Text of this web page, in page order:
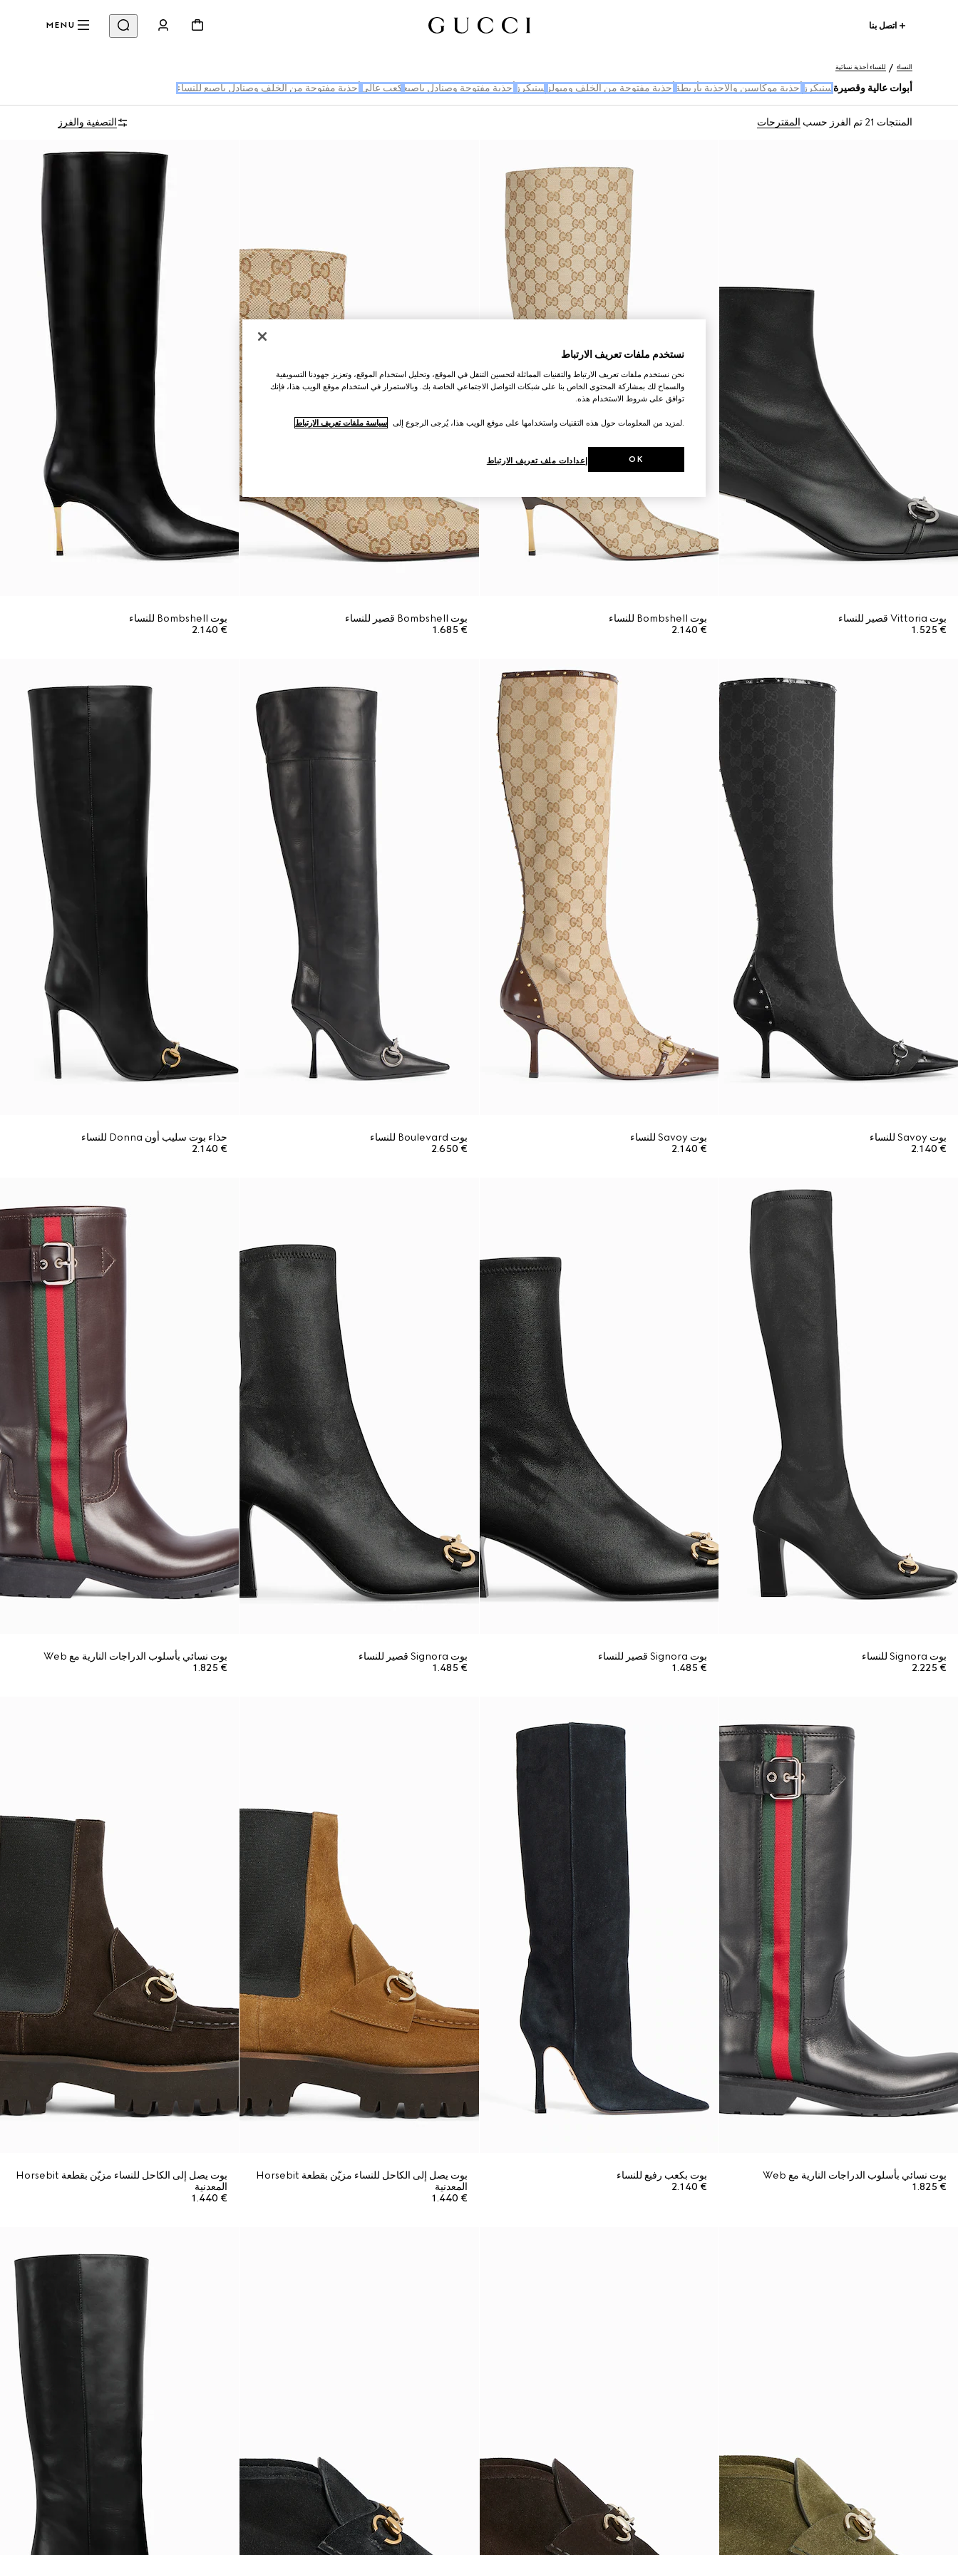
اتصل بنا MENU
النساء للنساء أحذية نسائية
أبوات عالية وقصيرة سنيكرز أحذية موكاسين والأحذية بأربطة أحذية مفتوحة من الخلف وميولز سنيكرز أحذية مفتوحة وصنادل بإصبع كعب عالي أحذية مفتوحة من الخلف وصنادل بإصبع للنساء
المنتجات 21 تم الفرز حسب المقترحات التصفية والفرز
بوت Vittoria قصير للنساء
€ 1.525
بوت Bombshell للنساء
€ 2.140
بوت Bombshell قصير للنساء
€ 1.685
بوت Bombshell للنساء
€ 2.140
بوت Savoy للنساء
€ 2.140
بوت Savoy للنساء
€ 2.140
بوت Boulevard للنساء
€ 2.650
حذاء بوت سليب أون Donna للنساء
€ 2.140
بوت Signora للنساء
€ 2.225
بوت Signora قصير للنساء
€ 1.485
بوت Signora قصير للنساء
€ 1.485
بوت نسائي بأسلوب الدراجات النارية مع Web
€ 1.825
بوت نسائي بأسلوب الدراجات النارية مع Web
€ 1.825
بوت بكعب رفيع للنساء
€ 2.140
بوت يصل إلى الكاحل للنساء مزيّن بقطعة Horsebit
المعدنية
€ 1.440
بوت يصل إلى الكاحل للنساء مزيّن بقطعة Horsebit
المعدنية
€ 1.440
نستخدم ملفات تعريف الارتباط
نحن نستخدم ملفات تعريف الارتباط والتقنيات المماثلة لتحسين التنقل في الموقع، وتحليل استخدام الموقع، وتعزيز جهودنا التسويقية
والسماح لك بمشاركة المحتوى الخاص بنا على شبكات التواصل الاجتماعي الخاصة بك. وبالاستمرار في استخدام موقع الويب هذا، فإنك
توافق على شروط الاستخدام هذه.
.لمزيد من المعلومات حول هذه التقنيات واستخدامها على موقع الويب هذا، يُرجى الرجوع إلى سياسة ملفات تعريف الارتباط
إعدادات ملف تعريف الارتباط OK